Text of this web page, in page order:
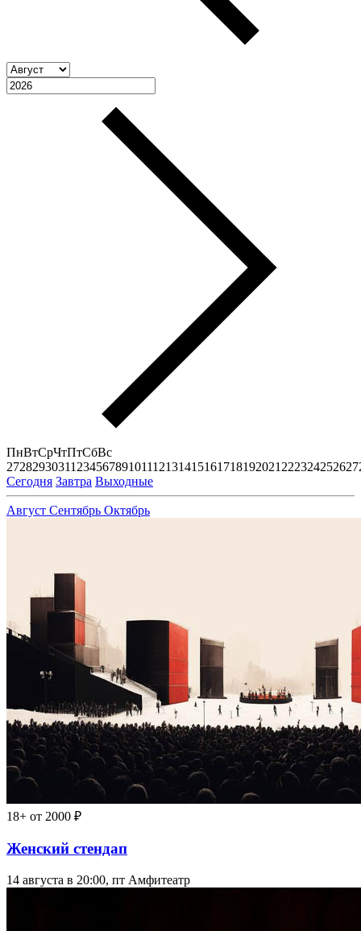
ПнВтСрЧтПтСбВс
27282930311 23456789101112131415161718192021 222324252627
Сегодня Завтра Выходные
Август Сентябрь Октябрь
18+ от 2000 ₽
Женский стендап
14 августа в 20:00, пт Амфитеатр